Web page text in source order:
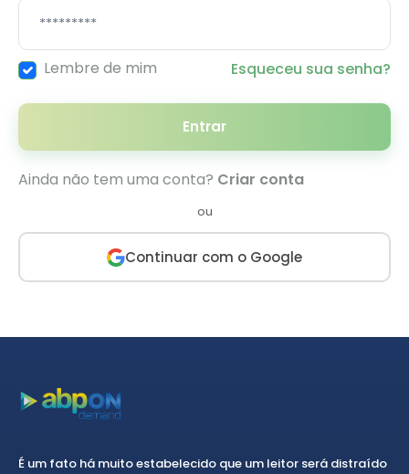
Lembre de mim Esqueceu sua senha?
Entrar
Ainda não tem uma conta? Criar conta
ou
Continuar com o Google
É um fato há muito estabelecido que um leitor será distraído